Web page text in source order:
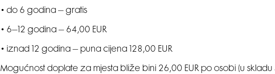
• do 6 godina – gratis
• 6–12 godina – 64,00 EUR
• iznad 12 godina – puna cijena 128,00 EUR
Mogućnost doplate za mjesta bliže bini 26,00 EUR po osobi (u skladu